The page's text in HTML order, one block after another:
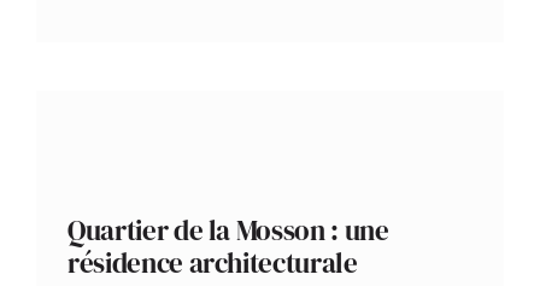
Quartier de la Mosson : une
résidence architecturale